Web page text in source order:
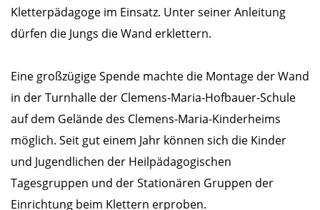
Kletterpädagoge im Einsatz. Unter seiner Anleitung
dürfen die Jungs die Wand erklettern.
Eine großzügige Spende machte die Montage der Wand
in der Turnhalle der Clemens-Maria-Hofbauer-Schule
auf dem Gelände des Clemens-Maria-Kinderheims
möglich. Seit gut einem Jahr können sich die Kinder
und Jugendlichen der Heilpädagogischen
Tagesgruppen und der Stationären Gruppen der
Einrichtung beim Klettern erproben.